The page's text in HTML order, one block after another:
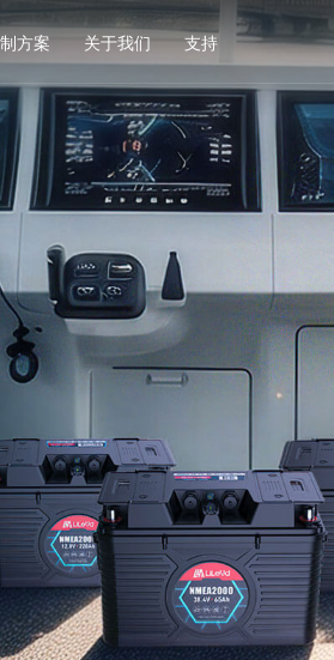
方案 关于我们 支持